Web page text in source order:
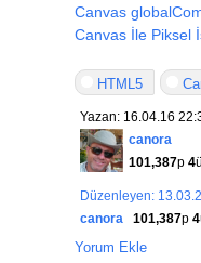
Canvas
Canvas İle Piksel
HTML5
Yazan: 16.04.16
canora
101,387p 4ü
Düzenleyen:
canora
101,387p 4
Yorum Ekle